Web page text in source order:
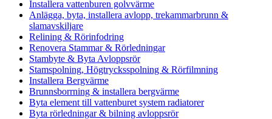
Installera vattenburen golvvärme
Anlägga, byta, installera avlopp, trekammarbrunn &
slamavskiljare
Relining & Rörinfodring
Renovera Stammar & Rörledningar
Stambyte & Byta Avloppsrör
Stamspolning, Högtrycksspolning & Rörfilmning
Installera Bergvärme
Brunnsborrning & installera bergvärme
Byta element till vattenburet system radiatorer
Byta rörledningar & bilning avloppsrör